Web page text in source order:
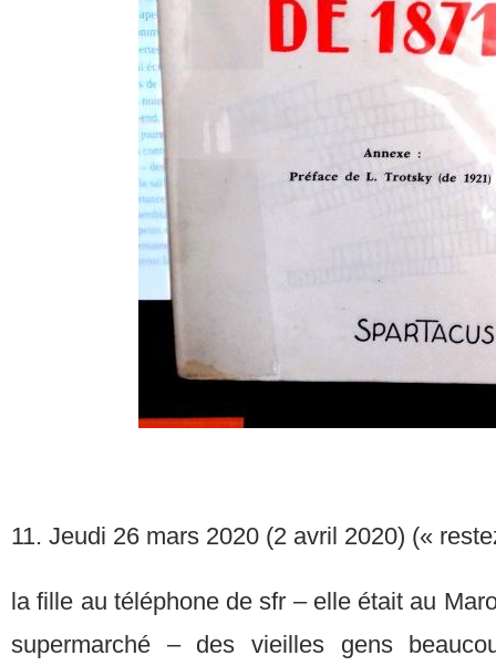
11. Jeudi 26 mars 2020 (2 avril 2020) («
la fille au téléphone de sfr – elle était au
supermarché – des vieilles gens